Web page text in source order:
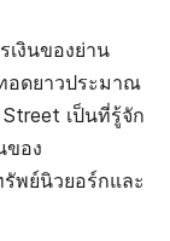
เงินของย่าน
อดยาวประมาณ
เป็นที่รู้จัก
ของ
พย์นิวยอร์กและ